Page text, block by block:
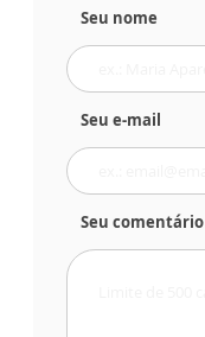
Seu nome
Seu e-mail
Seu comentário